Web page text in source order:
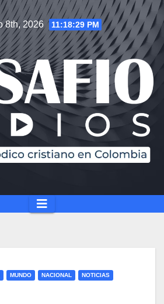
8th, 2026 11:18:30 PM
MUNDO NACIONAL NOTICIAS